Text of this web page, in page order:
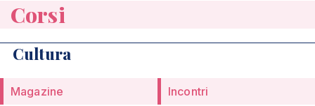
Corsi
Cultura
Magazine Incontri